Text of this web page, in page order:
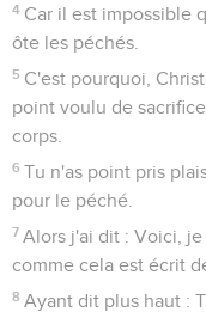
4 Car il est impossible
ôte les péchés.
5 C'est pourquoi,
point voulu de
corps.
6 Tu n'as point pris
pour le péché.
7 Alors j'ai dit : Voici,
comme cela est écrit
8 Ayant dit plus haut :